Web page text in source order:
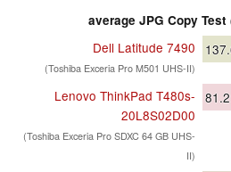
average JPG Copy
Dell Latitude 7490
(Toshiba Exceria Pro M501 UHS-II)
Lenovo ThinkPad T480s-
20L8S02D00
(Toshiba Exceria Pro SDXC 64 GB UHS-
II)
81.2